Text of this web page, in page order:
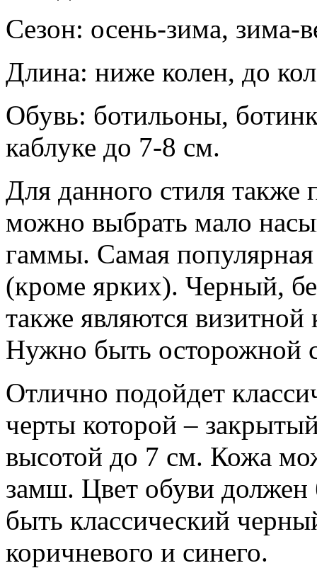
Сезон: осень-зима, зима-
Длина: ниже колен, до
Обувь: ботильоны,
каблуке до 7-8 см.
Для данного стиля также
можно выбрать мало
гаммы. Самая популярная
(кроме ярких). Черный,
также являются визитной
Нужно быть осторожной
Отлично подойдет
черты которой –
высотой до 7 см. Кожа
замш. Цвет обуви
быть классический
коричневого и синего.